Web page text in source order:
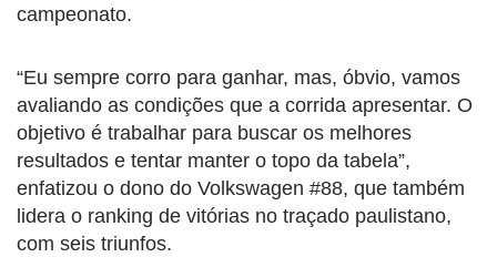
campeonato.
“Eu sempre corro para ganhar, mas, óbvio, vamos
avaliando as condições que a corrida apresentar. O
objetivo é trabalhar para buscar os melhores
resultados e tentar manter o topo da tabela”,
enfatizou o dono do Volkswagen #88, que também
lidera o ranking de vitórias no traçado paulistano,
com seis triunfos.